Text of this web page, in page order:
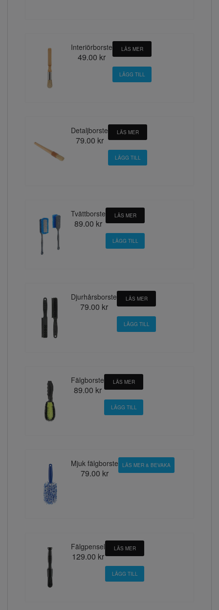
Interiörborste
49.00 kr
LÄS MER
Detaljborste
79.00 kr
LÄS MER
Tvättborste
89.00 kr
LÄS MER
Djurhårsborste
79.00 kr
LÄS MER
Fälgborste
89.00 kr
LÄS MER
Mjuk fälgborste
79.00 kr
LÄS MER & BEVAKA
Fälgpensel
129.00 kr
LÄS MER